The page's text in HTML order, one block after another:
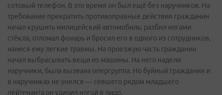
сотовый телефон. В это время он был ещё без наручников. На
требование прекратить противоправные действия гражданин
начал крушить милицейский автомобиль: разбил ногами
стёкла, отломал фонарь и бросил его в одного из сотрудников,
нанеся ему легкие травмы. На проезжую часть гражданин
начал выбрасывать вещи из машины. На него надели
наручники, была вызвана опергруппа. Но буйный гражданин и
в наручниках не унялся — севшего рядом младшего
лейтенанта он ударил ногой в лицо.